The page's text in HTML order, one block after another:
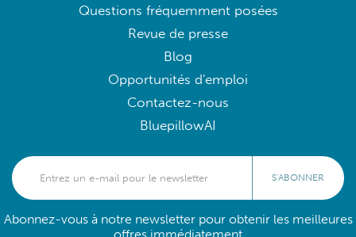
Questions fréquemment posées
Revue de presse
Blog
Opportunités d'emploi
Contactez-nous
BluepillowAI
S'ABONNER
Abonnez-vous à notre newsletter pour obtenir les meilleures
offres immédiatement